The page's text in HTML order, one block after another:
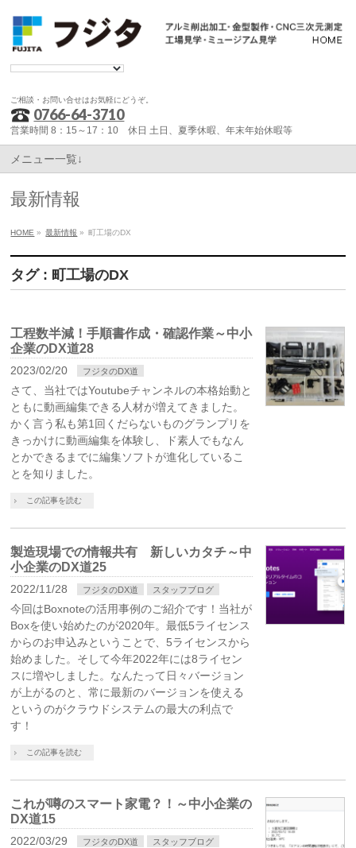
ご相談・お問い合せはお気軽にどうぞ。
0766-64-3710
営業時間 8：15～17：10 休日 土日、夏季休暇、年末年始休暇等
メニュー一覧↓
最新情報
HOME » 最新情報 » 町工場のDX
タグ : 町工場のDX
工程数半減！手順書作成・確認作業～中小
企業のDX道28
2023/02/20 フジタのDX道
さて、当社ではYoutubeチャンネルの本格始動と
ともに動画編集できる人材が増えてきました。
かく言う私も第1回くだらないものグランプリを
きっかけに動画編集を体験し、ド素人でもなん
とかできるまでに編集ソフトが進化しているこ
とを知りました。
この記事を読む
製造現場での情報共有 新しいカタチ～中
小企業のDX道25
2022/11/28 フジタのDX道 スタッフブログ
今回はBoxnoteの活用事例のご紹介です！当社が
Boxを使い始めたのが2020年。最低5ライセンス
からのお申込みということで、5ライセンスから
始めました。そして今年2022年には8ライセン
スに増やしました。なんたって日々バージョン
が上がるのと、常に最新のバージョンを使える
というのがクラウドシステムの最大の利点で
す！
この記事を読む
これが噂のスマート家電？！～中小企業の
DX道15
2022/03/29 フジタのDX道 スタッフブログ